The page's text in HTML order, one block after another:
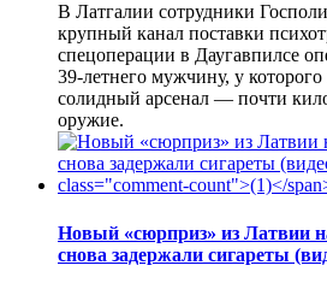
В Латгалии сотрудники
крупный канал поставки
спецоперации в Даугавпилсе
39-летнего мужчину, у
солидный арсенал — почти
оружие.
Новый «сюрприз» из Латвии
снова задержали сигареты